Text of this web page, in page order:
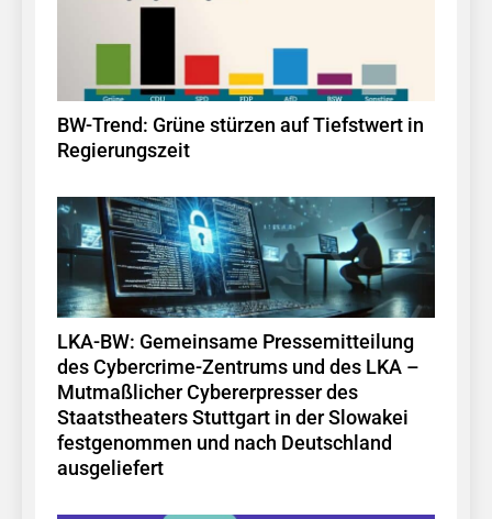
BW-Trend: Grüne stürzen auf Tiefstwert in
Regierungszeit
LKA-BW: Gemeinsame Pressemitteilung
des Cybercrime-Zentrums und des LKA –
Mutmaßlicher Cybererpresser des
Staatstheaters Stuttgart in der Slowakei
festgenommen und nach Deutschland
ausgeliefert